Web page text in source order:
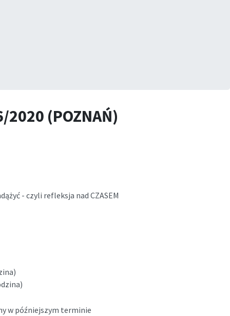
2020 (POZNAŃ)
- czyli refleksja nad CZASEM
w późniejszym terminie